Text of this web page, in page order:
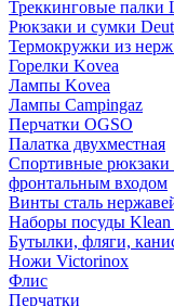
Треккинговые палки
Рюкзаки и сумки
Термокружки из
Горелки Kovea
Лампы Kovea
Лампы Campingaz
Перчатки OGSO
Палатка двухместная
Спортивные рюкзаки
фронтальным входом
Винты сталь
Наборы посуды Klean
Бутылки, фляги,
Ножи Victorinox
Флис
Перчатки